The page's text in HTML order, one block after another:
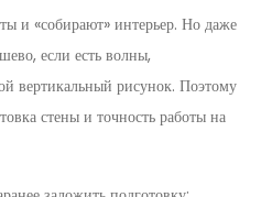
и «собирают» интерьер. Но даже
если есть волны,
вертикальный рисунок. Поэтому
стены и точность работы на